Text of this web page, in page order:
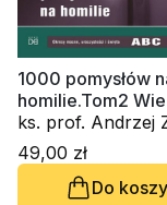
1000 pomysłów
homilie.Tom2
Wielkanoc,
Narodzenie
ks. prof. Andrzej
49,00 zł
Do